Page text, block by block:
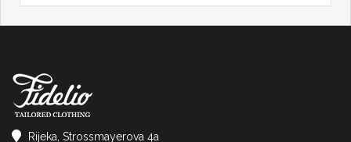
Rijeka, Strossmayerova 4a